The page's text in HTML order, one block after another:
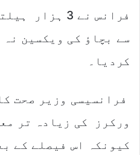
فرانس نے 3
سے بچاؤ کی ویکسین
کردیا۔
فرانسیسی وزیر صحت
ورکرز کی زیادہ تر
کیونکہ اس فیصلے کے